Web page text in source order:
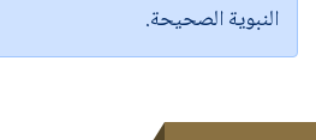
النبوية الصحيحة.